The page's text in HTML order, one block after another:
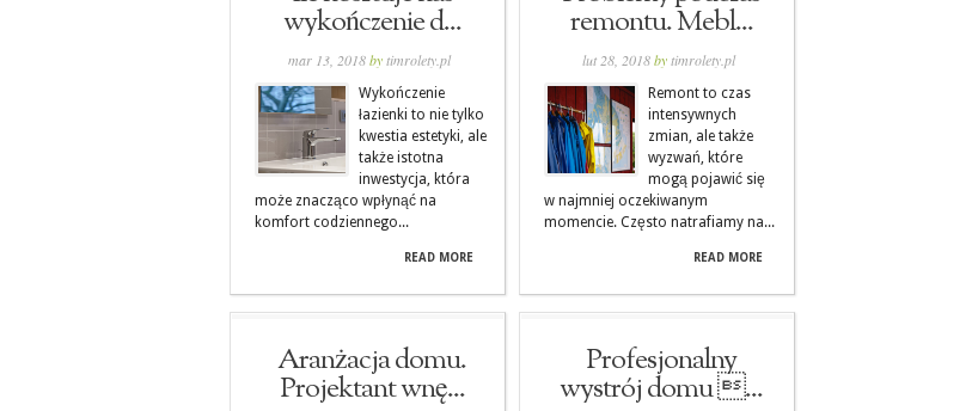
wykończenie d...
mar 13, 2018bytimrolety.pl
Wykończenie
łazienki to nie tylko
kwestia estetyki, ale
także istotna
inwestycja, która
może znacząco wpłynąć na
komfort codziennego...
READ MORE
remontu. Mebl...
lut 28, 2018bytimrolety.pl
Remont to czas
intensywnych
zmian, ale także
wyzwań, które
mogą pojawić się
w najmniej oczekiwanym
momencie. Często natrafiamy na...
READ MORE
Aranżacja domu.
Projektant wnę...
Profesjonalny
wystrój domu ...